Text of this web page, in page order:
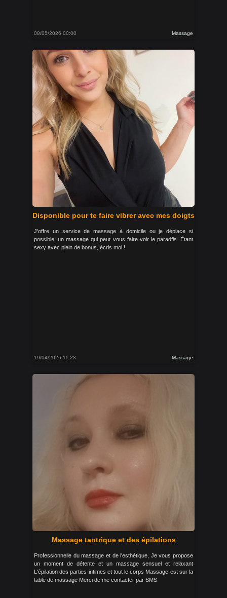
08/05/2026 00:00 Massage
Disponible pour te faire vibrer avec mes doigts
J'offre un service de massage à domicile ou je déplace si
possible, un massage qui peut vous faire voir le paradfis. Étant
sexy avec plein de bonus, écris moi !
19/04/2026 11:23 Massage
Massage tantrique et des épilations
Professionnelle du massage et de l'esthétique, Je vous propose
un moment de détente et un massage sensuel et relaxant
L'épilation des parties intimes et tout le corps Massage est sur la
table de massage Merci de me contacter par SMS